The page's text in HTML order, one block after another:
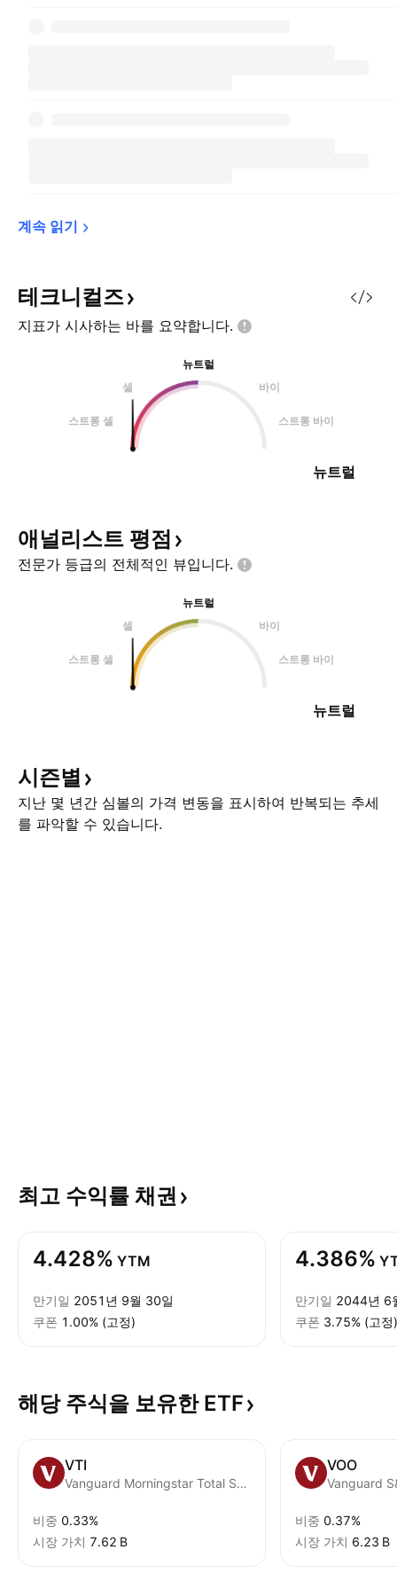
계속 읽기
테크니컬즈
지표가 시사하는 바를 요약합니다.
뉴트럴
셀
바이
스트롱 셀 스트롱 바이
뉴트럴
애널리스트 평점
전문가 등급의 전체적인 뷰입니다.
뉴트럴
셀
바이
스트롱 셀 스트롱 바이
뉴트럴
시즌별
지난 몇 년간 심볼의 가격 변동을 표시하여 반복되는 추세
를 파악할 수 있습니다.
최고 수익률 채권
4.428% YTM
만기일 2051년 9월 30일
쿠폰 1.00% (고정)
4.386%
만기일 2044년 6
쿠폰 3.75% (고정)
해당 주식을 보유한 ETF
VTI
Vanguard Morningstar Total Stock Market ETF
비중 0.33%
시장 가치 ‪7.62 B‬
VOO
Vanguard
비중 0.37%
시장 가치 ‪6.23 B‬